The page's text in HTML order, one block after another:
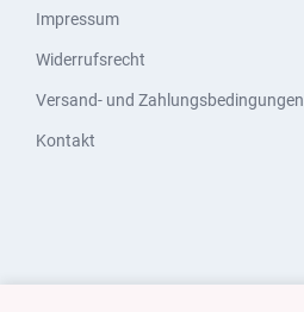
Impressum
Widerrufsrecht
Versand- und Zahlungsbedingungen
Kontakt